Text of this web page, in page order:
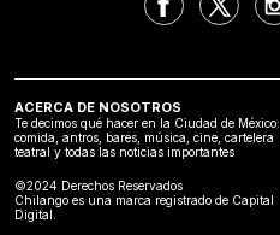
ACERCA DE NOSOTROS
Te decimos qué hacer en la Ciudad de México:
comida, antros, bares, música, cine, cartelera
teatral y todas las noticias importantes
©2024 Derechos Reservados
Chilango es una marca registrado de Capital
Digital.